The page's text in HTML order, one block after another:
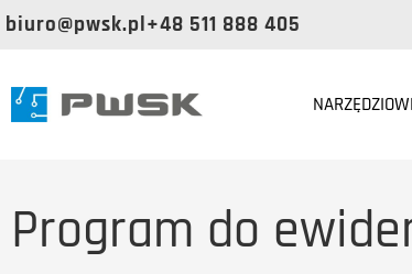
biuro@pwsk.pl+48 511 888 405
Program do